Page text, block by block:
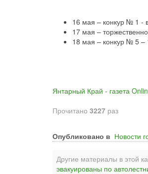
16 мая – конкур № 1 -
17 мая –
18 мая – конкур № 5 –
Янтарный Край - газета
Прочитано 3227 раз
Опубликовано в Новости
Другие материалы в этой
эвакуированы по